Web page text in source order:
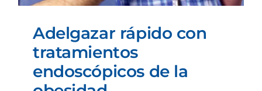
Adelgazar rápido con
tratamientos
endoscópicos de la